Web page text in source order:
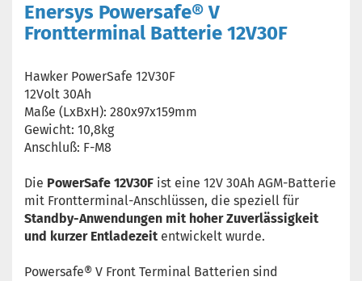
Enersys Powersafe® V
Frontterminal Batterie 12V30F
Hawker PowerSafe 12V30F
12Volt 30Ah
Maße (LxBxH): 280x97x159mm
Gewicht: 10,8kg
Anschluß: F-M8
Die PowerSafe 12V30F ist eine 12V 30Ah AGM-Batterie
mit Frontterminal-Anschlüssen, die speziell für
Standby-Anwendungen mit hoher Zuverlässigkeit
und kurzer Entladezeit entwickelt wurde.
Powersafe® V Front Terminal Batterien sind